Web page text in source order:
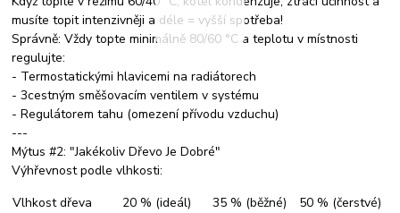
musíte topit intenzivněji a déle = vyšší spotřeba!
Správně: Vždy topte minimálně 80/60 °C a teplotu v místnosti
regulujte:
- Termostatickými hlavicemi na radiátorech
- 3cestným směšovacím ventilem v systému
- Regulátorem tahu (omezení přívodu vzduchu)
---
Mýtus #2: "Jakékoliv Dřevo Je Dobré"
Výhřevnost podle vlhkosti:
Vlhkost dřeva
20 % (ideál) 35 % (běžné)
50 % (čerstvé)